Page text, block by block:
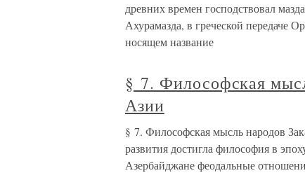
древних времен господствовал
Ахурамазда, в греческой передаче
носящем название
§ 7. Философская
Азии
§ 7. Философская мысль народов
развития достигла философия в
Азербайджане феодальные